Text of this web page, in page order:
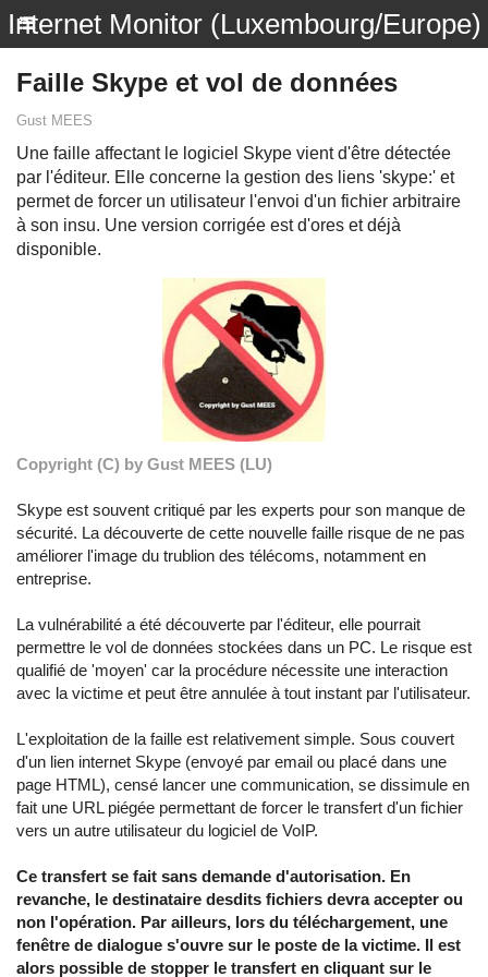
Internet Monitor (Luxembourg/Europe)
Faille Skype et vol de données
Gust MEES
Une faille affectant le logiciel Skype vient d'être détectée
par l'éditeur. Elle concerne la gestion des liens 'skype:' et
permet de forcer un utilisateur l'envoi d'un fichier arbitraire
à son insu. Une version corrigée est d'ores et déjà
disponible.
Copyright (C) by Gust MEES (LU)
Skype est souvent critiqué par les experts pour son manque de
sécurité. La découverte de cette nouvelle faille risque de ne pas
améliorer l'image du trublion des télécoms, notamment en
entreprise.
La vulnérabilité a été découverte par l'éditeur, elle pourrait
permettre le vol de données stockées dans un PC. Le risque est
qualifié de 'moyen' car la procédure nécessite une interaction
avec la victime et peut être annulée à tout instant par l'utilisateur.
L'exploitation de la faille est relativement simple. Sous couvert
d'un lien internet Skype (envoyé par email ou placé dans une
page HTML), censé lancer une communication, se dissimule en
fait une URL piégée permettant de forcer le transfert d'un fichier
vers un autre utilisateur du logiciel de VoIP.
Ce transfert se fait sans demande d'autorisation. En
revanche, le destinataire desdits fichiers devra accepter ou
non l'opération. Par ailleurs, lors du téléchargement, une
fenêtre de dialogue s'ouvre sur le poste de la victime. Il est
alors possible de stopper le transfert en cliquant sur le